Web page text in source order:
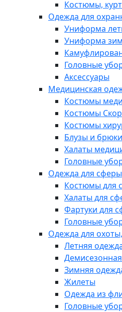
Костюмы,
Одежда для
Униформа
Униформа
Головные
Аксессуары
Медицинская
Костюмы
Костюмы
Костюмы
Блузы и
Халаты
Головные
Одежда для сферы
Костюмы для
Халаты для
Фартуки для
Головные
Одежда для
Летняя
Зимняя
Жилеты
Одежда из
Головные